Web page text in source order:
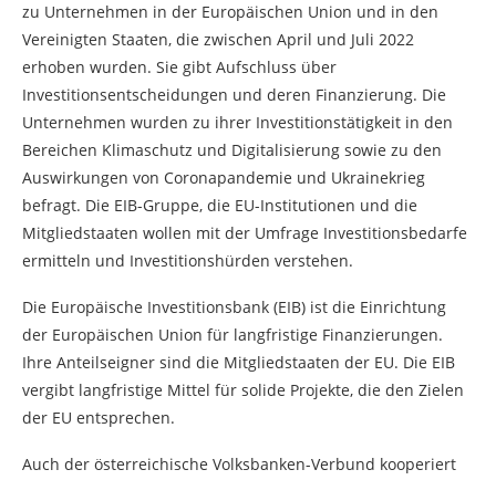
zu Unternehmen in der Europäischen Union und in den
Vereinigten Staaten, die zwischen April und Juli 2022
erhoben wurden. Sie gibt Aufschluss über
Investitionsentscheidungen und deren Finanzierung. Die
Unternehmen wurden zu ihrer Investitionstätigkeit in den
Bereichen Klimaschutz und Digitalisierung sowie zu den
Auswirkungen von Coronapandemie und Ukrainekrieg
befragt. Die EIB-Gruppe, die EU-Institutionen und die
Mitgliedstaaten wollen mit der Umfrage Investitionsbedarfe
ermitteln und Investitionshürden verstehen.
Die Europäische Investitionsbank (EIB) ist die Einrichtung
der Europäischen Union für langfristige Finanzierungen.
Ihre Anteilseigner sind die Mitgliedstaaten der EU. Die EIB
vergibt langfristige Mittel für solide Projekte, die den Zielen
der EU entsprechen.
Auch der österreichische Volksbanken-Verbund kooperiert